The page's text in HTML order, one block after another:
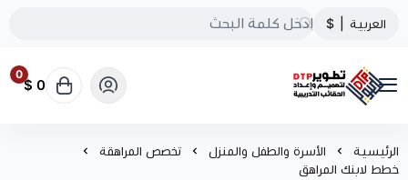
العربية $
تطوير الحقائب التدريبية
0
0 $
الرئيسية الأسرة والطفل والمنزل
تخصص المراهقة
خطط لابنك المراهق